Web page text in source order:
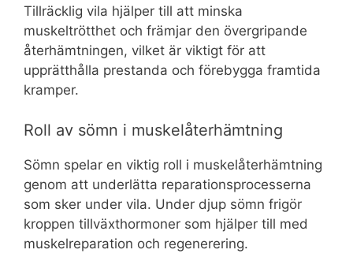
Tillräcklig vila hjälper till att minska
muskeltrötthet och främjar den övergripande
återhämtningen, vilket är viktigt för att
upprätthålla prestanda och förebygga framtida
kramper.
Roll av sömn i muskelåterhämtning
Sömn spelar en viktig roll i muskelåterhämtning
genom att underlätta reparationsprocesserna
som sker under vila. Under djup sömn frigör
kroppen tillväxthormoner som hjälper till med
muskelreparation och regenerering.